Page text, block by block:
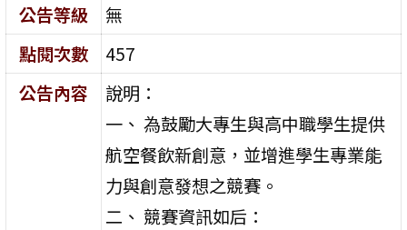
公告等級
無
點閱次數
457
公告內容
說明：
一、 為鼓勵大專生與高中職學生提供
航空餐飲新創意，並增進學生專業能
力與創意發想之競賽。
二、 競賽資訊如后：